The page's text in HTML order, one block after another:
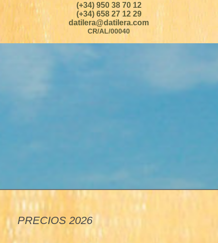
(+34) 950 38 70 12
(+34) 658 27 12 29
datilera@datilera.com
CR/AL/00040
PRECIOS 2026